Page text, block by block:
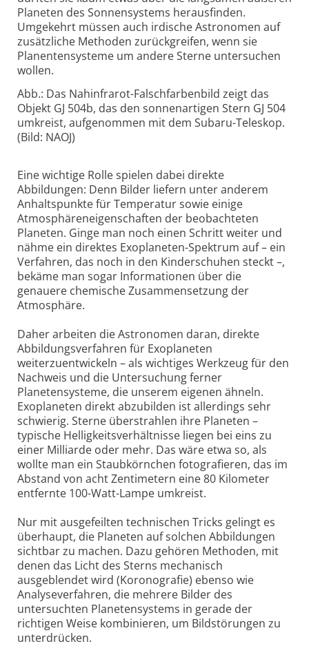
Planeten des Sonnensystems herausfinden.
Umgekehrt müssen auch irdische Astronomen auf
zusätzliche Methoden zurückgreifen, wenn sie
Planentensysteme um andere Sterne untersuchen
wollen.
Abb.: Das Nahinfrarot-Falschfarbenbild zeigt das
Objekt GJ 504b, das den sonnenartigen Stern GJ 504
umkreist, aufgenommen mit dem Subaru-Teleskop.
(Bild: NAOJ)
Eine wichtige Rolle spielen dabei direkte
Abbildungen: Denn Bilder liefern unter anderem
Anhaltspunkte für Temperatur sowie einige
Atmosphäreneigenschaften der beobachteten
Planeten. Ginge man noch einen Schritt weiter und
nähme ein direktes Exoplaneten-Spektrum auf – ein
Verfahren, das noch in den Kinderschuhen steckt –,
bekäme man sogar Informationen über die
genauere chemische Zusammensetzung der
Atmosphäre.
Daher arbeiten die Astronomen daran, direkte
Abbildungsverfahren für Exoplaneten
weiterzuentwickeln – als wichtiges Werkzeug für den
Nachweis und die Untersuchung ferner
Planetensysteme, die unserem eigenen ähneln.
Exoplaneten direkt abzubilden ist allerdings sehr
schwierig. Sterne überstrahlen ihre Planeten –
typische Helligkeitsverhältnisse liegen bei eins zu
einer Milliarde oder mehr. Das wäre etwa so, als
wollte man ein Staubkörnchen fotografieren, das im
Abstand von acht Zentimetern eine 80 Kilometer
entfernte 100-Watt-Lampe umkreist.
Nur mit ausgefeilten technischen Tricks gelingt es
überhaupt, die Planeten auf solchen Abbildungen
sichtbar zu machen. Dazu gehören Methoden, mit
denen das Licht des Sterns mechanisch
ausgeblendet wird (Koronografie) ebenso wie
Analyseverfahren, die mehrere Bilder des
untersuchten Planetensystems in gerade der
richtigen Weise kombinieren, um Bildstörungen zu
unterdrücken.